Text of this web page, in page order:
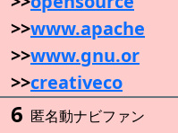
>>www.apache
>>www.gnu.or
>>creativeco
6 匿名動ナビファン